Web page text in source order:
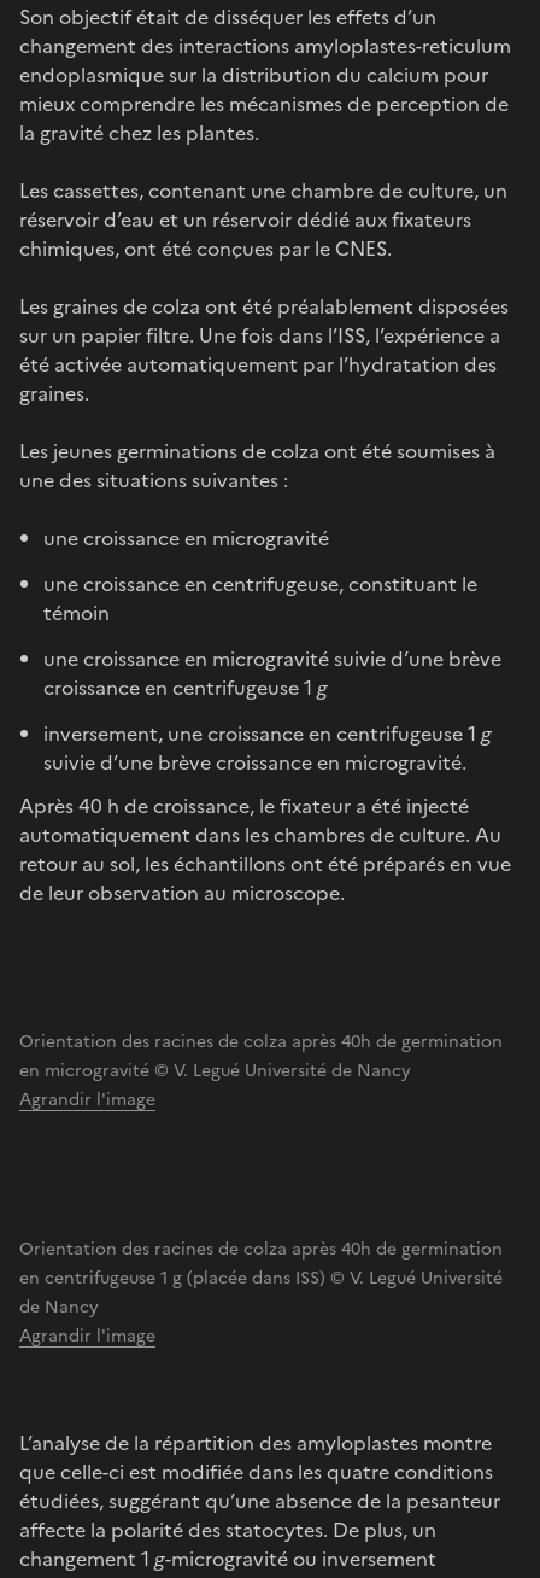
Son objectif était de disséquer les effets d’un
changement des interactions amyloplastes-reticulum
endoplasmique sur la distribution du calcium pour
mieux comprendre les mécanismes de perception de
la gravité chez les plantes.
Les cassettes, contenant une chambre de culture, un
réservoir d’eau et un réservoir dédié aux fixateurs
chimiques, ont été conçues par le CNES.
Les graines de colza ont été préalablement disposées
sur un papier filtre. Une fois dans l’ISS, l’expérience a
été activée automatiquement par l’hydratation des
graines.
Les jeunes germinations de colza ont été soumises à
une des situations suivantes :
une croissance en microgravité
une croissance en centrifugeuse, constituant le
témoin
une croissance en microgravité suivie d’une brève
croissance en centrifugeuse 1 g
inversement, une croissance en centrifugeuse 1 g
suivie d’une brève croissance en microgravité.
Après 40 h de croissance, le fixateur a été injecté
automatiquement dans les chambres de culture. Au
retour au sol, les échantillons ont été préparés en vue
de leur observation au microscope.
Orientation des racines de colza après 40h de germination
en microgravité © V. Legué Université de Nancy
Agrandir l'image
Orientation des racines de colza après 40h de germination
en centrifugeuse 1 g (placée dans ISS) © V. Legué Université
de Nancy
Agrandir l'image
L’analyse de la répartition des amyloplastes montre
que celle-ci est modifiée dans les quatre conditions
étudiées, suggérant qu’une absence de la pesanteur
affecte la polarité des statocytes. De plus, un
changement 1 g-microgravité ou inversement